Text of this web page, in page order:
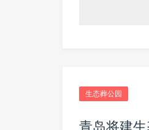
生态葬公园
青岛将建